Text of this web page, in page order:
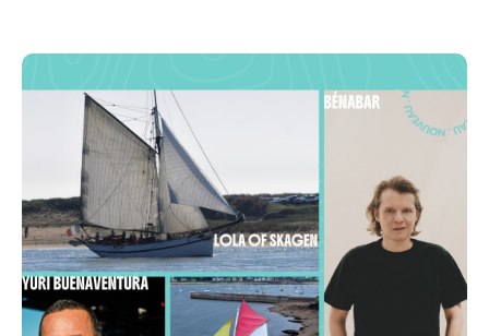
maximum avant le départ
Merci de présenter le billet d'embarquement depuis
un papier imprimé ou votre smartphone.
Une pièce d'identité pourra vous être demandée
Pour des raisons de règlementations maritimes, Il est
important que l'identité de chaque détenteur de billet
soit bien indiquée durant le processus d'achat ainsi